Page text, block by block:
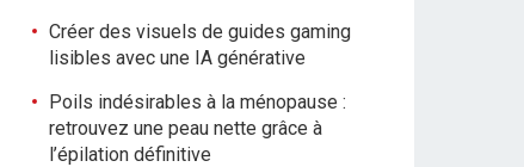
Créer des visuels de guides gaming
lisibles avec une IA générative
Poils indésirables à la ménopause :
retrouvez une peau nette grâce à
l’épilation définitive